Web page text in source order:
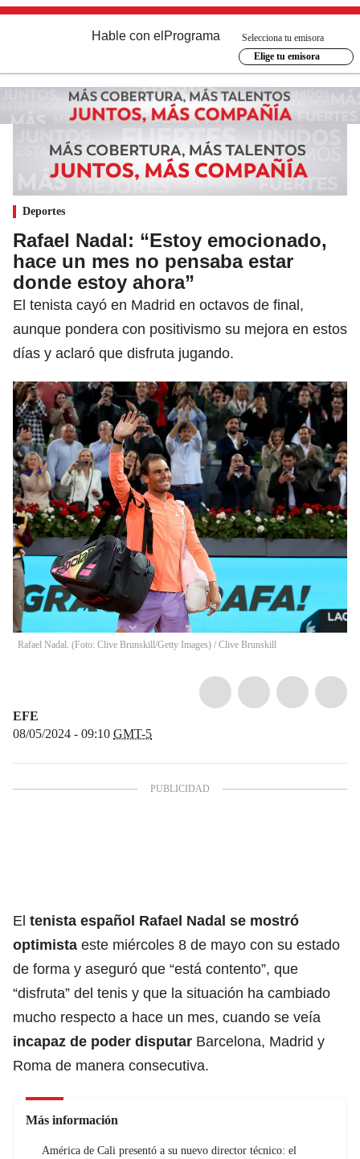
Hable con el Programa
Selecciona tu emisora
Elige tu emisora
Deportes
Rafael Nadal: “Estoy emocionado,
hace un mes no pensaba estar
donde estoy ahora”
El tenista cayó en Madrid en octavos de final,
aunque pondera con positivismo su mejora en estos
días y aclaró que disfruta jugando.
Rafael Nadal. (Foto: Clive Brunskill/Getty Images) / Clive Brunskill
EFE
08/05/2024 - 09:10 GMT-5
El tenista español Rafael Nadal se mostró
optimista este miércoles 8 de mayo con su estado
de forma y aseguró que “está contento”, que
“disfruta” del tenis y que la situación ha cambiado
mucho respecto a hace un mes, cuando se veía
incapaz de poder disputar Barcelona, Madrid y
Roma de manera consecutiva.
Más información
América de Cali presentó a su nuevo director técnico: el